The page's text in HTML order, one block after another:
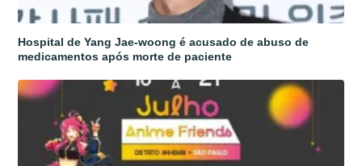
Hospital de Yang Jae-woong é acusado de abuso de
medicamentos após morte de paciente